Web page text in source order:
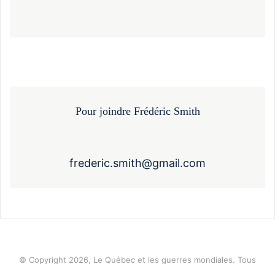
Pour joindre Frédéric Smith
frederic.smith@gmail.com
© Copyright 2026, Le Québec et les guerres mondiales. Tous